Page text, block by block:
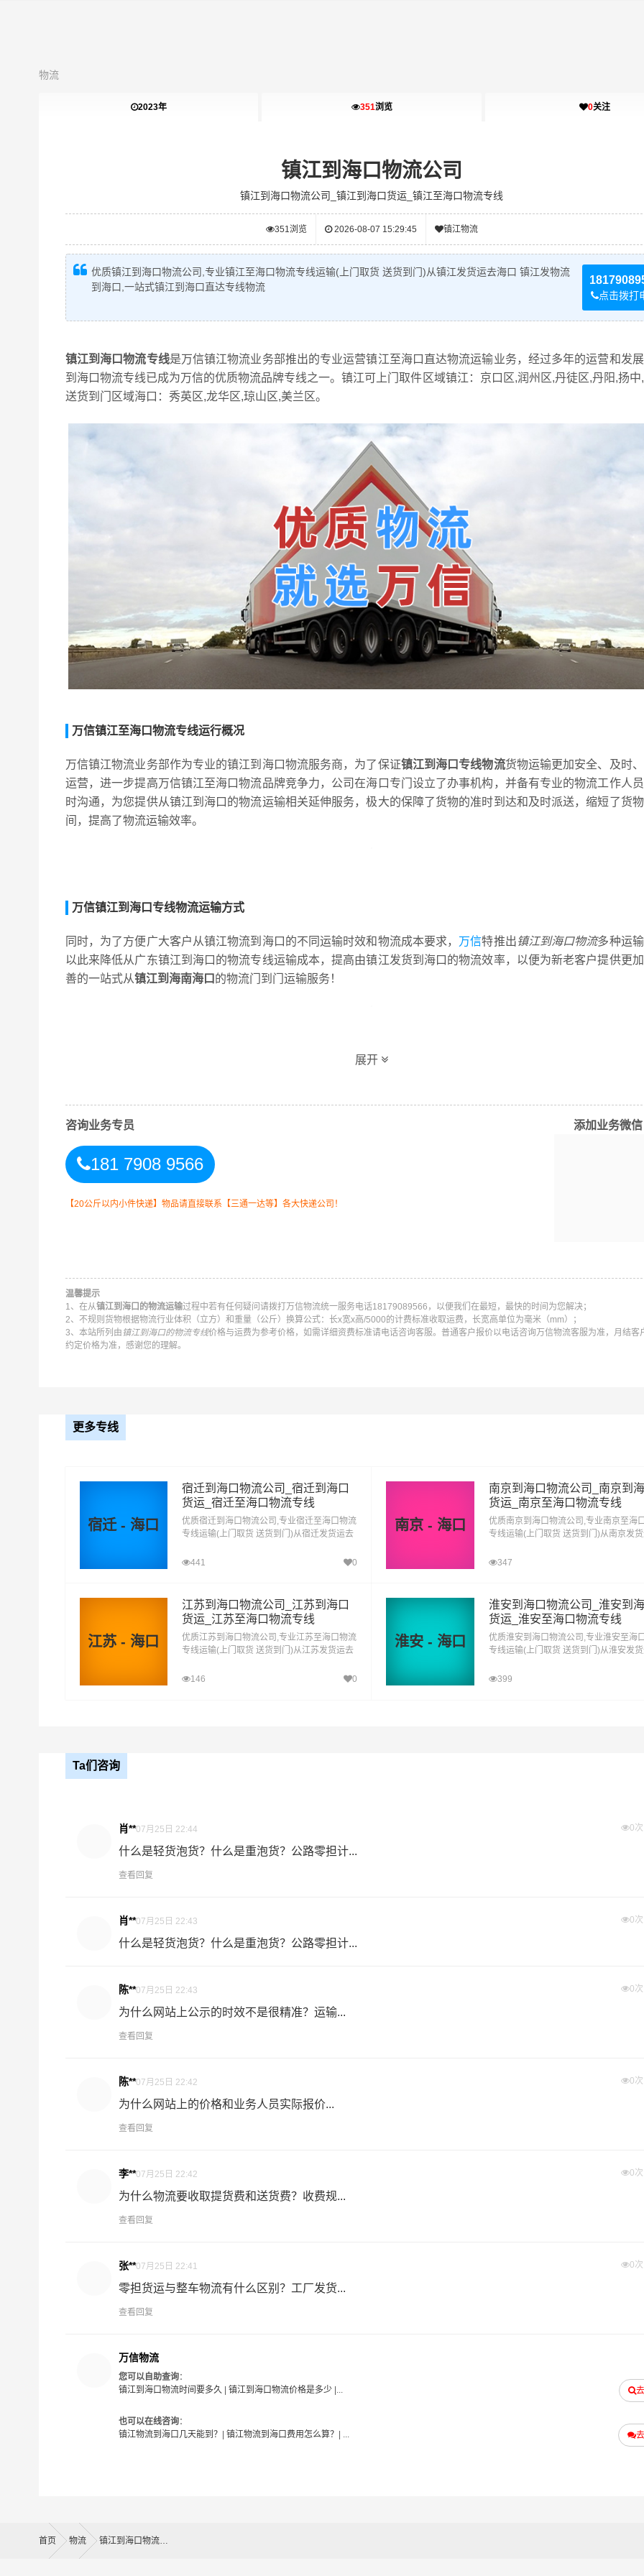
物流
2023年 351浏览 0关注
镇江到海口物流公司
镇江到海口物流公司_镇江到海口货运_镇江至海口物流专线
351浏览 2026-08-07 15:29:45 镇江物流
点击拨打
优质镇江到海口物流公司,专业镇江至海口物流专线运输(上门取货 送货到门)从镇江发货运去海口 镇江发物流
到海口,一站式镇江到海口直达专线物流
镇江到海口物流专线是万信镇江物流业务部推出的专业运营镇江至海口直达物流运输业务，经过多年的运营和发
到海口物流专线已成为万信的优质物流品牌专线之一。镇江可上门取件区域镇江：京口区,润州区,丹徒区,丹阳,扬中
送货到门区域海口：秀英区,龙华区,琼山区,美兰区。
万信镇江至海口物流专线运行概况
万信镇江物流业务部作为专业的镇江到海口物流服务商，为了保证镇江到海口专线物流货物运输更加安全、及时
运营，进一步提高万信镇江至海口物流品牌竞争力，公司在海口专门设立了办事机构，并备有专业的物流工作人
时沟通，为您提供从镇江到海口的物流运输相关延伸服务，极大的保障了货物的准时到达和及时派送，缩短了货
间，提高了物流运输效率。
万信镇江到海口专线物流运输方式
同时，为了方便广大客户从镇江物流到海口的不同运输时效和物流成本要求， 万信特推出镇江到海口物流多种运输
以此来降低从广东镇江到海口的物流专线运输成本，提高由镇江发货到海口的物流效率，以便为新老客户提供更
善的一站式从镇江到海南海口 的物流门到门运输服务！
心，业务覆盖公路汽车快运，铁路特快运输，航空货运代理，仓储物流配送，产品物流，项目物流，并提供上门取
物操作流程，减少了货物在途时间，提高了货物流通效率。公司秉承优质服务的核心价值观，将一如既往地为更多
企业提供到更优质的镇江到海口物流
取货
区域
镇江
京口区,润州区,丹徒区,丹阳,扬中,句容
备注
如何计算镇江至海口物流费用总报价？
物流费用总报价=镇江提货费用+专线运输费用+海口送货上门费用。
怎么计算专线运输费用？
专线运输费用的计算方式为：单价货物乘以重量或者体积。先确定货物性质，货物性质可分为重货、重泡货、泡货
什么是提货费用（也称接货费、取货费、上门提货费）？
物流公司安排车辆上门把货物运送到专线运输商进行配载过程中产生的费用称为提货费。提货过程是发货时很重
节，要确认件数、重量、体积、包装、收货信息等物流基本信息。
什么是送货费用？
供优质高效的镇江到海口的专线物流运输服务。镇江到海口货运专线是港邦的优质品牌服务，我们一直多年的在为
业提供我们的物流服务，也得到了很多客户的认可和口碑相传，如果您有意向选择我们，我们非常乐意为您解决物
#镇江物流 #海口物流
展开
咨询业务专员
181 7908 9566
【20公斤以内小件快递】物品请直接联系【三通一达等】各大快递公司！
添加业务微信
温馨提示
1、在从镇江到海口的物流运输过程中若有任何疑问请拨打万信物流统一服务电话18179089566，以便我们在最短，最快的时间为您解决；
2、不规则货物根据物流行业体积（立方）和重量（公斤）换算公式：长x宽x高/5000的计费标准收取运费，长宽高单位为毫米（mm）；
3、本站所列由镇江到海口的物流专线价格与运费为参考价格，如需详细资费标准请电话咨询客服。普通客户报价以电话咨询万信物流客服为准，月结客
约定价格为准，感谢您的理解。
更多专线
宿迁 - 海口
宿迁到海口物流公司_宿迁到海口
货运_宿迁至海口物流专线
优质宿迁到海口物流公司,专业宿迁至海口物流
专线运输(上门取货 送货到门)从宿迁发货运去
达专线物流
441 0
南京 - 海口
南京到海口物流公司_南京到
货运_南京至海口物流专线
优质南京到海口物流公司,专业南京至海
专线运输(上门取货 送货到门)从南京发
达专线物流
347
江苏 - 海口
江苏到海口物流公司_江苏到海口
货运_江苏至海口物流专线
优质江苏到海口物流公司,专业江苏至海口物流
专线运输(上门取货 送货到门)从江苏发货运去
达专线物流
146 0
淮安 - 海口
淮安到海口物流公司_淮安到
货运_淮安至海口物流专线
优质淮安到海口物流公司,专业淮安至海
专线运输(上门取货 送货到门)从淮安发
达专线物流
399
Ta们咨询
肖**07月25日 22:44 0次
什么是轻货泡货？什么是重泡货？公路零担计...
查看回复
肖**07月25日 22:43 0次
什么是轻货泡货？什么是重泡货？公路零担计...
陈**07月25日 22:43 0次
为什么网站上公示的时效不是很精准？运输...
查看回复
陈**07月25日 22:42 0次
为什么网站上的价格和业务人员实际报价...
查看回复
李**07月25日 22:42 0次
为什么物流要收取提货费和送货费？收费规...
查看回复
张**07月25日 22:41 0次
零担货运与整车物流有什么区别？工厂发货...
查看回复
万信物流
您可以自助查询：
镇江到海口物流时间要多久
镇江到海口物流价格是多少|...
也可以在线咨询：
镇江物流到海口几天能到？
镇江物流到海口费用怎么算？ | ...
首页 物流 镇江到海口物流公司